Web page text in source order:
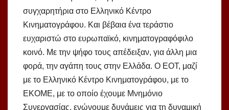
συγχαρητήρια στο Ελληνικό Κέντρο
Κινηματογράφου. Και βέβαια ένα τεράστιο
ευχαριστώ στο ευρωπαϊκό, κινηματογραφόφιλο
κοινό. Με την ψήφο τους απέδειξαν, για άλλη μια
φορά, την αγάπη τους στην Ελλάδα. O EOT, μαζί
με το Ελληνικό Κέντρο Κινηματογράφου, με το
ΕΚΟΜΕ, με το οποίο έχουμε Μνημόνιο
Συνεργασίας, ενώνουμε δυνάμεις για τη δυναμική